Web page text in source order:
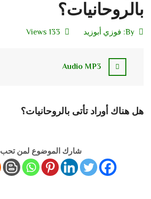
بالروحانيات؟
By: فوزي أبوزيد 133 Views
Audio MP3
هل هناك أوراد تأتى بالروحانيات؟
شارك الموضوع لمن تحب